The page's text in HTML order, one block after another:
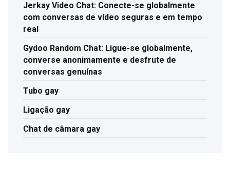
Jerkay Video Chat: Conecte-se globalmente
com conversas de vídeo seguras e em tempo
real
Gydoo Random Chat: Ligue-se globalmente,
converse anonimamente e desfrute de
conversas genuínas
Tubo gay
Ligação gay
Chat de câmara gay